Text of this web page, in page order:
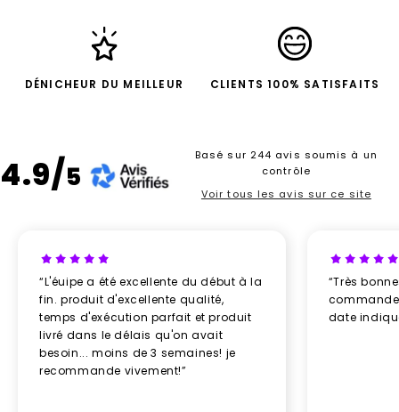
DÉNICHEUR DU MEILLEUR CLIENTS 100% SATISFAITS
4.9/5
Basé sur 244 avis soumis à un
contrôle
Voir tous les avis sur ce site
“L'éuipe a été excellente du début à la
fin. produit d'excellente qualité,
temps d'exécution parfait et produit
livré dans le délais qu'on avait
besoin... moins de 3 semaines! je
recommande vivement!”
“Très
date